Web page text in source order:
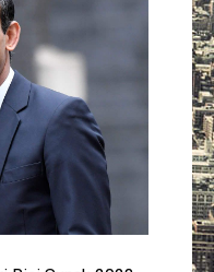
Müsahibə
İdman
Layihə
Gündəm